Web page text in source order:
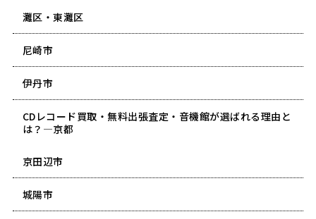
灘区・東灘区
尼崎市
伊丹市
CDレコード買取・無料出張査定・音機館が選ばれる理由と
は？―京都
京田辺市
城陽市